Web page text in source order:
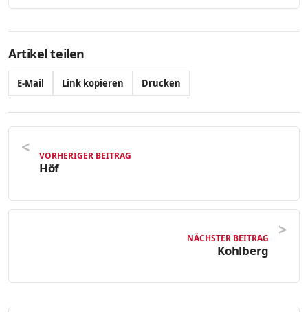
Artikel teilen
E-Mail Link kopieren Drucken
VORHERIGER BEITRAG
Höf
NÄCHSTER BEITRAG
Kohlberg